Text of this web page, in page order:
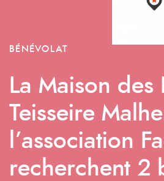
BÉNÉVOLAT
La Maison des
Teisseire
l’association
recherchent 2